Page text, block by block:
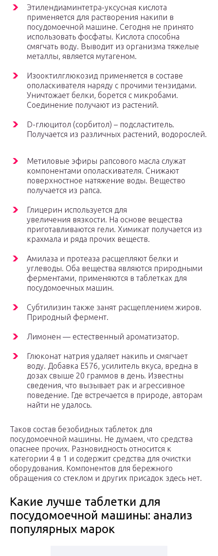
Этилендиаминтетра-уксусная кислота
применяется для растворения накипи в
посудомоечной машине. Сегодня не принято
использовать фосфаты. Кислота способна
смягчать воду. Выводит из организма тяжелые
металлы, является мутагеном.
Изооктилглюкозид применяется в составе
ополаскивателя наряду с прочими тензидами.
Уничтожает белки, борется с микробами.
Соединение получают из растений.
D-глюцитол (сорбитол) – подсластитель.
Получается из различных растений, водорослей.
Метиловые эфиры рапсового масла служат
компонентами ополаскивателя. Снижают
поверхностное натяжение воды. Вещество
получается из рапса.
Глицерин используется для
увеличения вязкости. На основе вещества
приготавливаются гели. Химикат получается из
крахмала и ряда прочих веществ.
Амилаза и протеаза расщепляют белки и
углеводы. Оба вещества являются природными
ферментами, применяются в таблетках для
посудомоечных машин.
Субтилизин также занят расщеплением жиров.
Природный фермент.
Лимонен — естественный ароматизатор.
Глюконат натрия удаляет накипь и смягчает
воду. Добавка Е576, усилитель вкуса, вредна в
дозах свыше 20 граммов в день. Известны
сведения, что вызывает рак и агрессивное
поведение. Где встречается в природе, авторам
найти не удалось.
Таков состав безобидных таблеток для
посудомоечной машины. Не думаем, что средства
опаснее прочих. Разновидность относится к
категории 4 в 1 и содержит средства для очистки
оборудования. Компонентов для бережного
обращения со стеклом и других присадок здесь нет.
Какие лучше таблетки для
посудомоечной машины: анализ
популярных марок